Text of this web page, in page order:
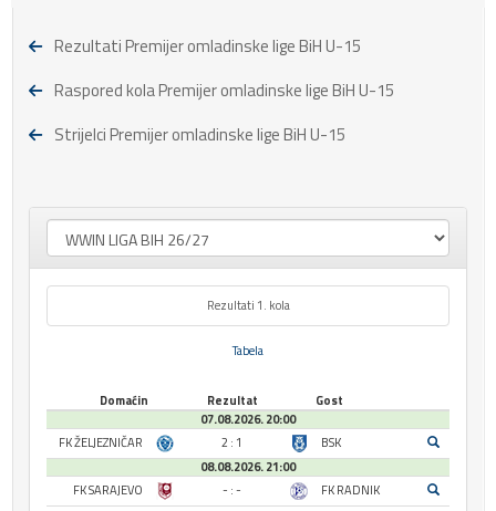
Rezultati Premijer omladinske lige BiH U-15
Raspored kola Premijer omladinske lige BiH U-15
Strijelci Premijer omladinske lige BiH U-15
Rezultati 1. kola
Tabela
Domaćin Rezultat
Gost
07.08.2026. 20:00
FK ŽELJEZNIČAR
2 : 1
BSK
08.08.2026. 21:00
FK SARAJEVO
- : -
FK RADNIK